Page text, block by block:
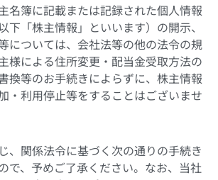
名簿に記載または記録された個人情報
下「株主情報」といいます）の開示、
については、会社法等の他の法令の規
様による住所変更・配当金受取方法の
換等のお手続きによらずに、株主情報
・利用停止等をすることはございませ
、関係法令に基づく次の通りの手続き
で、予めご了承ください。なお、当社